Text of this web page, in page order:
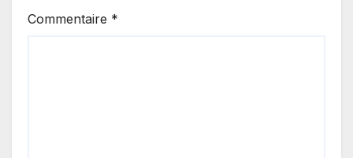
Commentaire *